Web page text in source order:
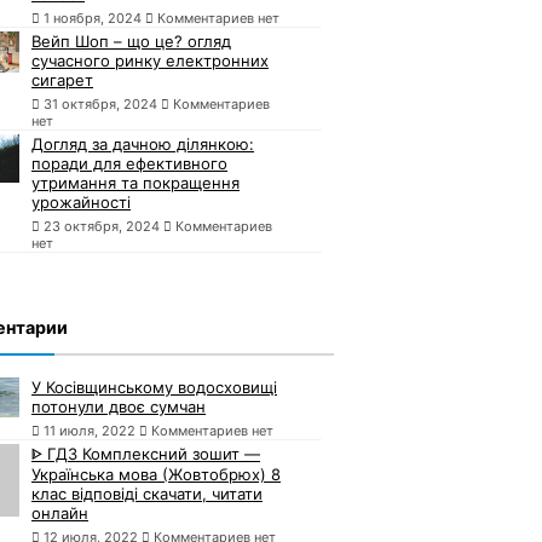
1 ноября, 2024 Комментариев нет
Вейп Шоп – що це? огляд
сучасного ринку електронних
сигарет
31 октября, 2024
Комментариев
нет
Догляд за дачною ділянкою:
поради для ефективного
утримання та покращення
урожайності
23 октября, 2024
Комментариев
нет
У Косівщинському водосховищі
потонули двоє сумчан
11 июля, 2022 Комментариев нет
ᐈ ГДЗ Комплексний зошит —
Українська мова (Жовтобрюх) 8
клас відповіді скачати, читати
онлайн
12 июля, 2022 Комментариев нет